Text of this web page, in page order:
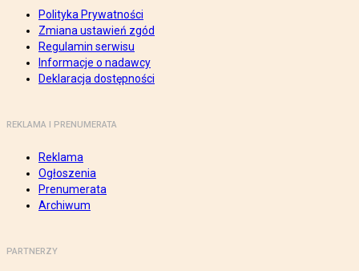
Polityka Prywatności
Zmiana ustawień zgód
Regulamin serwisu
Informacje o nadawcy
Deklaracja dostępności
REKLAMA I PRENUMERATA
Reklama
Ogłoszenia
Prenumerata
Archiwum
PARTNERZY